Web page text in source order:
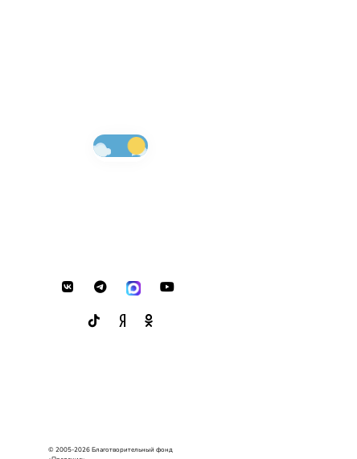
© 2005-2026 Благотворительный фонд